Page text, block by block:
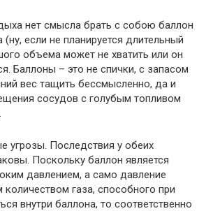
нет смысла брать с собою баллон
если не планируется длительный
объема может не хватить или он
Баллоны – это не спички, с запасом
вес тащить бессмысленно, да и
сосудов с голубым топливом
угрозы. Последствия у обеих
Поскольку баллон является
давлением, а само давление
газа, способного при
внутри баллона, то соответственно